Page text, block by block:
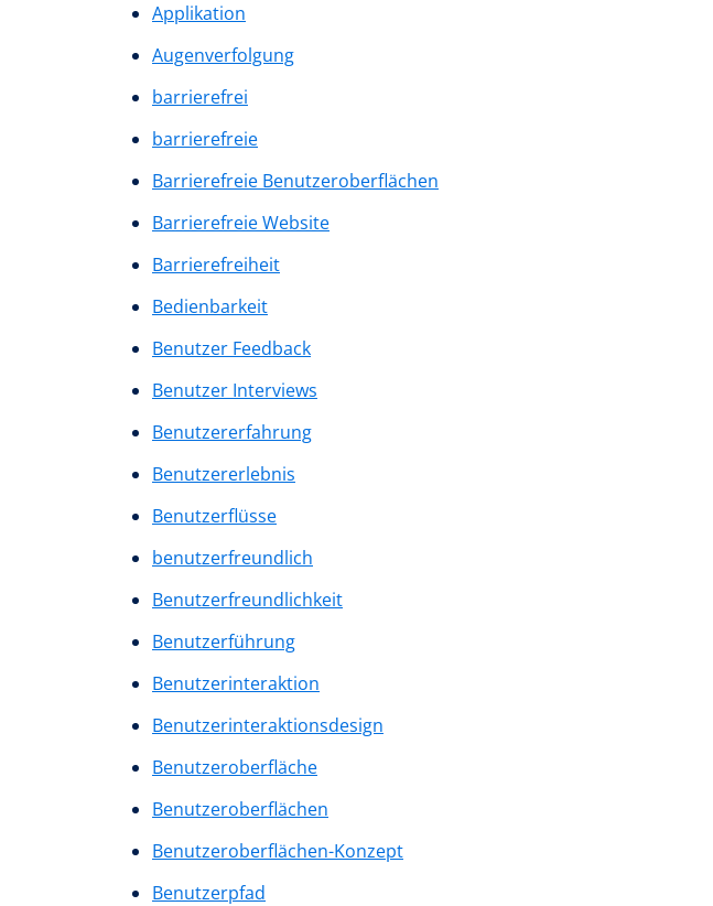
Applikation
Augenverfolgung
barrierefrei
barrierefreie
Barrierefreie Benutzeroberflächen
Barrierefreie Website
Barrierefreiheit
Bedienbarkeit
Benutzer Feedback
Benutzer Interviews
Benutzererfahrung
Benutzererlebnis
Benutzerflüsse
benutzerfreundlich
Benutzerfreundlichkeit
Benutzerführung
Benutzerinteraktion
Benutzerinteraktionsdesign
Benutzeroberfläche
Benutzeroberflächen
Benutzeroberflächen-Konzept
Benutzerpfad